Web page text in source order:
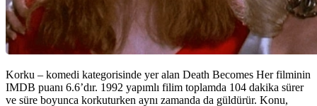
Korku – komedi kategorisinde yer alan Death Becomes Her filminin
IMDB puanı 6.6’dır. 1992 yapımlı filim toplamda 104 dakika sürer
ve süre boyunca korkuturken aynı zamanda da güldürür. Konu,